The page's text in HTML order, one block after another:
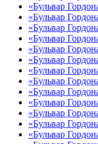
«Бульвар
«Бульвар
«Бульвар
«Бульвар
«Бульвар
«Бульвар
«Бульвар
«Бульвар
«Бульвар
«Бульвар
«Бульвар
«Бульвар
«Бульвар